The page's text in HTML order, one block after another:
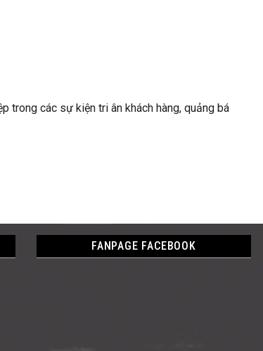
trong các sự kiện tri ân khách hàng, quảng bá
FANPAGE FACEBOOK